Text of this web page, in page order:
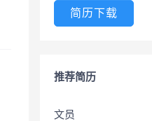
简历下载
推荐简历
文员